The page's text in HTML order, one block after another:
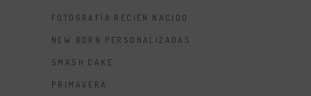
FOTOGRAFÍA RECIÉN NACIDO
NEW BORN PERSONALIZADAS
SMASH CAKE
PRIMAVERA